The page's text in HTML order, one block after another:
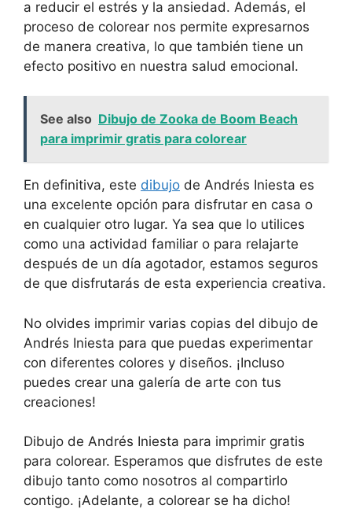
a reducir el estrés y la ansiedad. Además, el
proceso de colorear nos permite expresarnos
de manera creativa, lo que también tiene un
efecto positivo en nuestra salud emocional.
See also Dibujo de Zooka de Boom Beach
para imprimir gratis para colorear
En definitiva, este dibujo de Andrés Iniesta es
una excelente opción para disfrutar en casa o
en cualquier otro lugar. Ya sea que lo utilices
como una actividad familiar o para relajarte
después de un día agotador, estamos seguros
de que disfrutarás de esta experiencia creativa.
No olvides imprimir varias copias del dibujo de
Andrés Iniesta para que puedas experimentar
con diferentes colores y diseños. ¡Incluso
puedes crear una galería de arte con tus
creaciones!
Dibujo de Andrés Iniesta para imprimir gratis
para colorear. Esperamos que disfrutes de este
dibujo tanto como nosotros al compartirlo
contigo. ¡Adelante, a colorear se ha dicho!